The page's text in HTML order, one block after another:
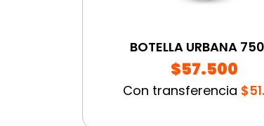
BOTELLA URBANA
$57.500
Con transferencia